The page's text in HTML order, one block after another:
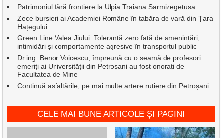
Patrimoniul fără frontiere la Ulpia Traiana Sarmizegetusa
Zece bursieri ai Academiei Române în tabăra de vară din Țara
Hațegului
Green Line Valea Jiului: Toleranță zero față de amenințări,
intimidări și comportamente agresive în transportul public
Dr.ing. Benor Voicescu, împreună cu o seamă de profesori
emeriți ai Universității din Petroșani au fost onorați de
Facultatea de Mine
Continuă asfaltările, pe mai multe artere rutiere din Petroșani
CELE MAI BUNE ARTICOLE ȘI PAGINI